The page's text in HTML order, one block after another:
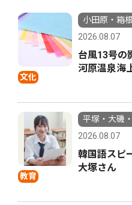
文化
小田原・箱
2026.08.07
台風13号の
河原温泉海
教育
平塚・大磯
2026.08.07
韓国語スピ
大塚さん